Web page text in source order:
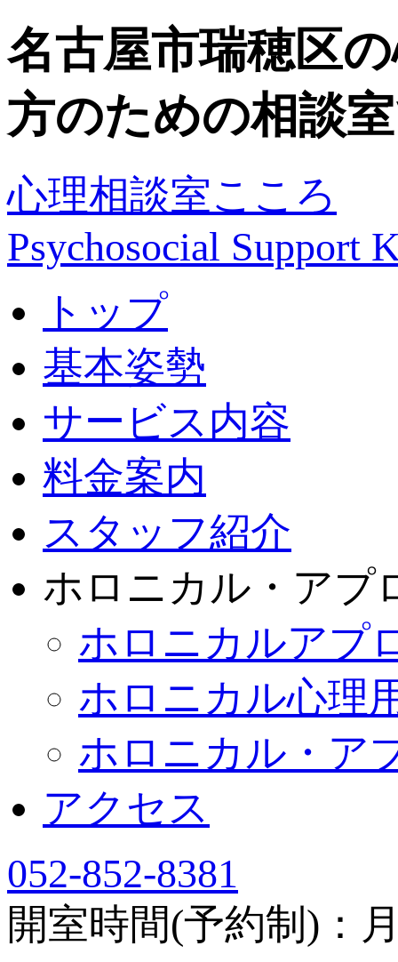
名古屋市瑞穂区
方のための相談
心理相談室こころ
Psychosocial Support
トップ
基本姿勢
サービス内容
料金案内
スタッフ紹介
ホロニカル・アプ
ホロニカルアプ
ホロニカル心理
ホロニカル・ア
アクセス
052-852-8381
開室時間(予約制)：